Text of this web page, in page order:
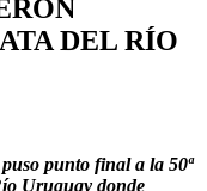
DEL RÍO
punto final a la 50ª
Uruguay donde